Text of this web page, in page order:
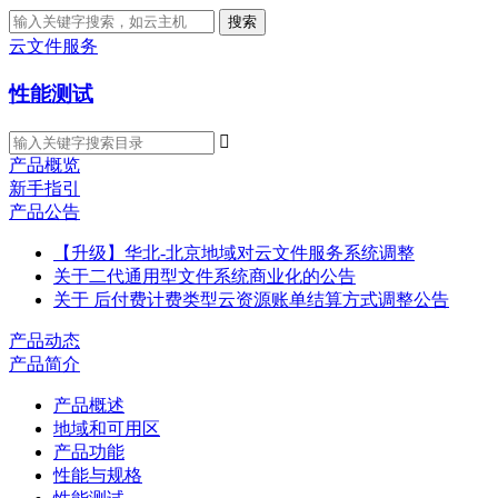
搜索
云文件服务
性能测试

产品概览
新手指引
产品公告
【升级】华北-北京地域对云文件服务系统调整
关于二代通用型文件系统商业化的公告
关于 后付费计费类型云资源账单结算方式调整公告
产品动态
产品简介
产品概述
地域和可用区
产品功能
性能与规格